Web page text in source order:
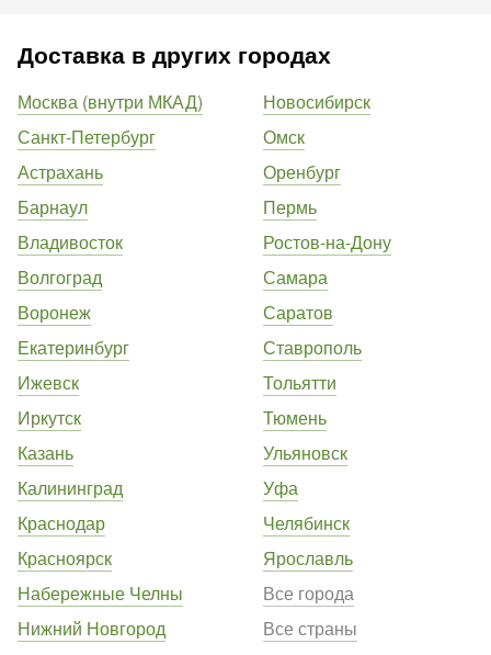
Доставка в других городах
Москва (внутри МКАД)
Санкт-Петербург
Астрахань
Барнаул
Владивосток
Волгоград
Воронеж
Екатеринбург
Ижевск
Иркутск
Казань
Калининград
Краснодар
Красноярск
Набережные Челны
Нижний Новгород
Новосибирск
Омск
Оренбург
Пермь
Ростов-на-Дону
Самара
Саратов
Ставрополь
Тольятти
Тюмень
Ульяновск
Уфа
Челябинск
Ярославль
Все города
Все страны